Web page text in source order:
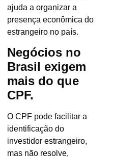
ajuda a organizar a
presença econômica do
estrangeiro no país.
Negócios no
Brasil exigem
mais do que
CPF.
O CPF pode facilitar a
identificação do
investidor estrangeiro,
mas não resolve,